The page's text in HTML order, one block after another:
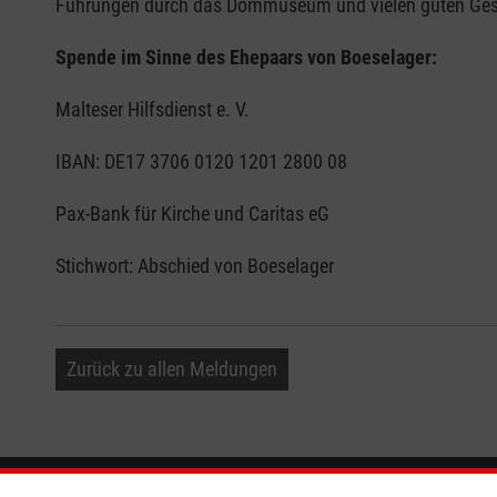
Führungen durch das Dommuseum und vielen guten
Spende im Sinne des Ehepaars von Boeselager:
Malteser Hilfsdienst e. V.
IBAN: DE17 3706 0120 1201 2800 08
Pax-Bank für Kirche und Caritas eG
Stichwort: Abschied von Boeselager
Zurück zu allen Meldungen